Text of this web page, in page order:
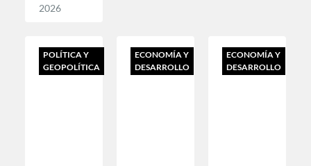
2026
POLÍTICA Y
GEOPOLÍTICA
ECONOMÍA Y
DESARROLLO
ECONOMÍA Y
DESARROLLO